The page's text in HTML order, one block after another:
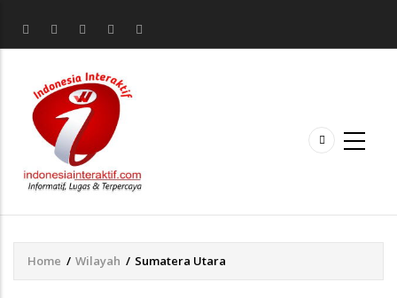
Breadcrumb
Home / Wilayah / Sumatera Utara